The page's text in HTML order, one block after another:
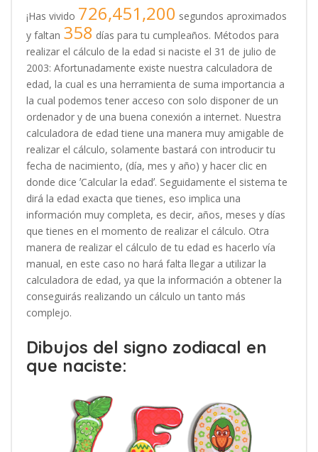
¡Has vivido 726,451,200 segundos aproximados
y faltan 358 días para tu cumpleaños. Métodos para
realizar el cálculo de la edad si naciste el 31 de julio de
2003: Afortunadamente existe nuestra calculadora de
edad, la cual es una herramienta de suma importancia a
la cual podemos tener acceso con solo disponer de un
ordenador y de una buena conexión a internet. Nuestra
calculadora de edad tiene una manera muy amigable de
realizar el cálculo, solamente bastará con introducir tu
fecha de nacimiento, (día, mes y año) y hacer clic en
donde dice ʼCalcular la edadʼ. Seguidamente el sistema te
dirá la edad exacta que tienes, eso implica una
información muy completa, es decir, años, meses y días
que tienes en el momento de realizar el cálculo. Otra
manera de realizar el cálculo de tu edad es hacerlo vía
manual, en este caso no hará falta llegar a utilizar la
calculadora de edad, ya que la información a obtener la
conseguirás realizando un cálculo un tanto más
complejo.
Dibujos del signo zodiacal en
que naciste: